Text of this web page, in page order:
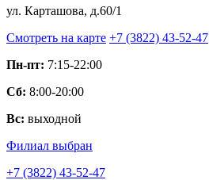
ул. Карташова, д.60/1
Смотреть на карте +7 (3822) 43-52-47
Пн-пт: 7:15-22:00
Сб: 8:00-20:00
Вс: выходной
Филиал выбран
+7 (3822) 43-52-47